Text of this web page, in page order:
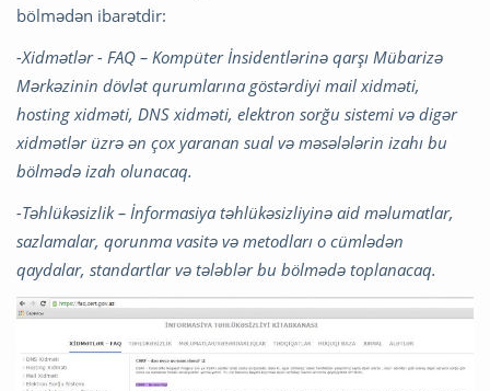
bölmədən ibarətdir:
-Xidmətlər - FAQ – Kompüter İnsidentlərinə qarşı Mübarizə
Mərkəzinin dövlət qurumlarına göstərdiyi mail xidməti,
hosting xidməti, DNS xidməti, elektron sorğu sistemi və digər
xidmətlər üzrə ən çox yaranan sual və məsələlərin izahı bu
bölmədə izah olunacaq.
-Təhlükəsizlik – İnformasiya təhlükəsizliyinə aid məlumatlar,
sazlamalar, qorunma vasitə və metodları o cümlədən
qaydalar, standartlar və tələblər bu bölmədə toplanacaq.